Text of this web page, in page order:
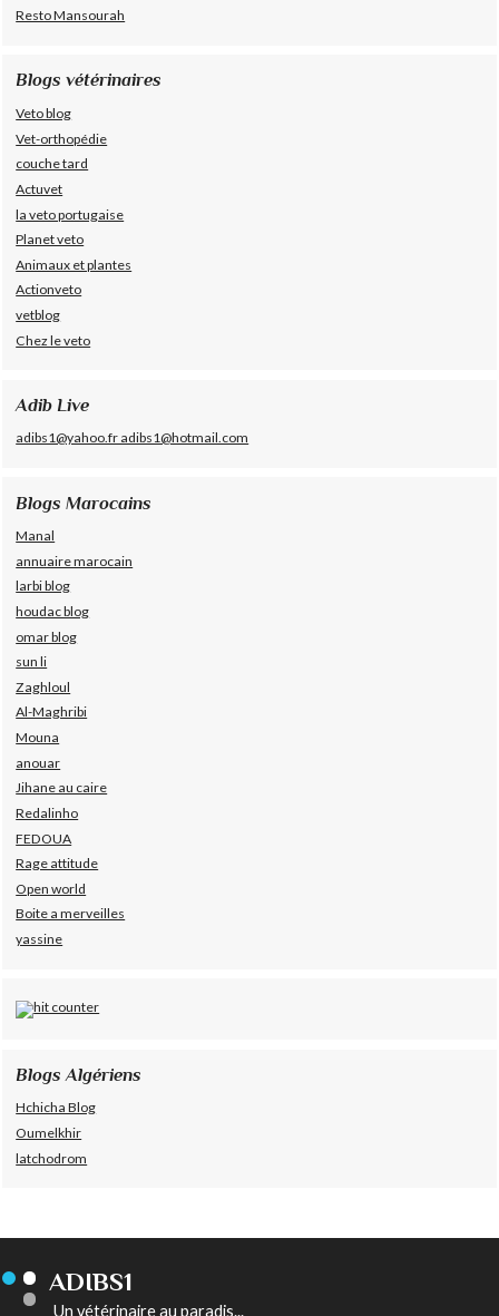
Resto Mansourah
Blogs vétérinaires
Veto blog
Vet-orthopédie
couche tard
Actuvet
la veto portugaise
Planet veto
Animaux et plantes
Actionveto
vetblog
Chez le veto
Adib Live
adibs1@yahoo.fr adibs1@hotmail.com
Blogs Marocains
Manal
annuaire marocain
larbi blog
houdac blog
omar blog
sun li
Zaghloul
Al-Maghribi
Mouna
anouar
Jihane au caire
Redalinho
FEDOUA
Rage attitude
Open world
Boite a merveilles
yassine
Blogs Algériens
Hchicha Blog
Oumelkhir
latchodrom
ADIBS1
Un vétérinaire au paradis...